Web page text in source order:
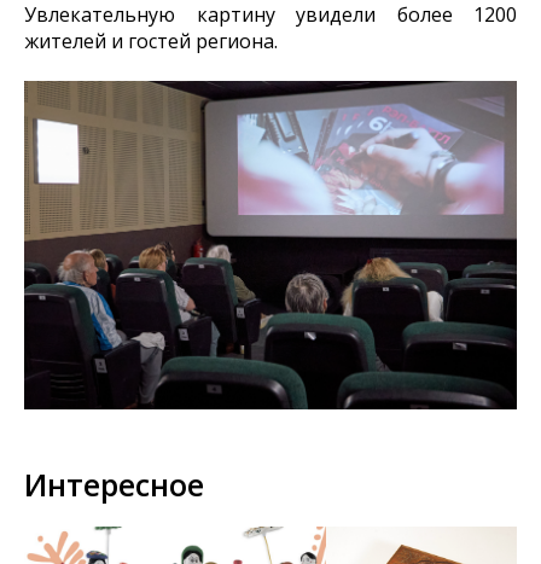
Увлекательную картину увидели более 1200
жителей и гостей региона.
Интересное